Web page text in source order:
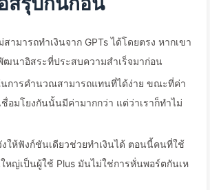
ามารถทำเงินจาก GPTs ได้โดยตรง หากเขา
ฒนาอิสระที่ประสบความสำเร็จมาก่อน
นการคำนวณสามารถแทนที่ได้ง่าย ขณะที่ค่า
อมโยงกันนั้นมีค่ามากกว่า แต่ว่าเราก็ทำไม่
ให้ฟังก์ชันเดียวช่วยทำเงินได้ ตอนนี้คนที่ใช้
ใหญ่เป็นผู้ใช้ Plus มันไม่ใช่การหั่นพอร์ตกันเห